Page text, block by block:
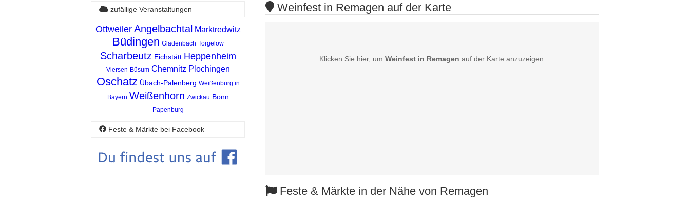
Weinfest in Remagen auf der Karte
Klicken Sie hier, um Weinfest in Remagen auf der Karte anzuzeigen.
Feste & Märkte in der Nähe von Remagen
zufällige Veranstaltungen
Ottweiler Angelbachtal Marktredwitz
Büdingen Gladenbach Torgelow
Scharbeutz Eichstätt Heppenheim
Viersen Büsum Chemnitz Plochingen
Oschatz Übach-Palenberg Weißenburg in
Bayern Weißenhorn Zwickau Bonn
Papenburg
Feste & Märkte bei Facebook